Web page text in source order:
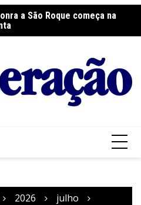
a São Roque começa na
2026
julho